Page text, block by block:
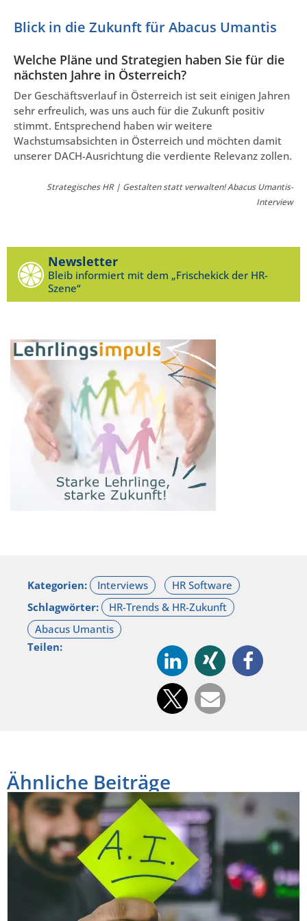
Blick in die Zukunft für Abacus Umantis
Welche Pläne und Strategien haben Sie für die
nächsten Jahre in Österreich?
Der Geschäftsverlauf in Österreich ist seit einigen Jahren
sehr erfreulich, was uns auch für die Zukunft positiv
stimmt. Entsprechend haben wir weitere
Wachstumsabsichten in Österreich und möchten damit
unserer DACH-Ausrichtung die verdiente Relevanz zollen.
Strategisches HR | Gestalten statt verwalten! Abacus Umantis-
Interview
Newsletter
Bleib informiert mit dem „Frischekick der HR-
Szene“
Kategorien:
Schlagwörter:
Teilen:
Ähnliche Beiträge